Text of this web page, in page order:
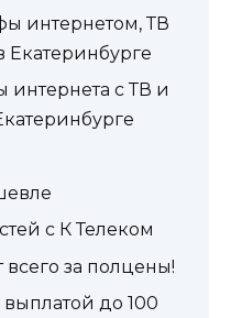
интернетом, ТВ
с ТВ и
с К Телеком
за полцены!
до 100